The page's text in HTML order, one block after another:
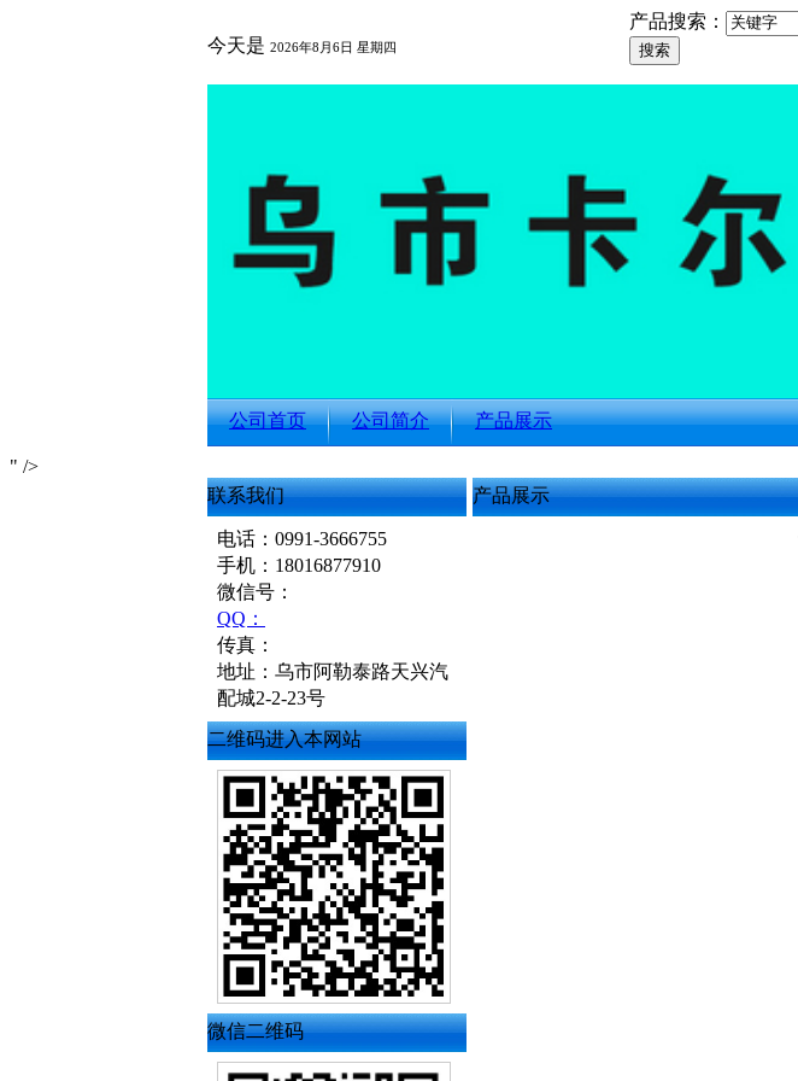
今天是 2026年8月6日 星期四
产品搜索：
公司首页 公司简介 产品展示
" />
联系我们
电话：0991-3666755
手机：18016877910
微信号：
QQ：
传真：
地址：乌市阿勒泰路天兴汽
配城2-2-23号
二维码进入本网站
微信二维码
产品展示